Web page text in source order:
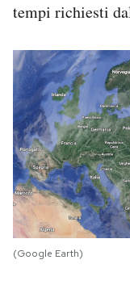
tempi richiesti
(Google Earth)